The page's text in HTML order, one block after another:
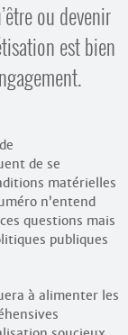
ou devenir
est bien
de se
matérielles
n’entend
questions mais
publiques
à alimenter les